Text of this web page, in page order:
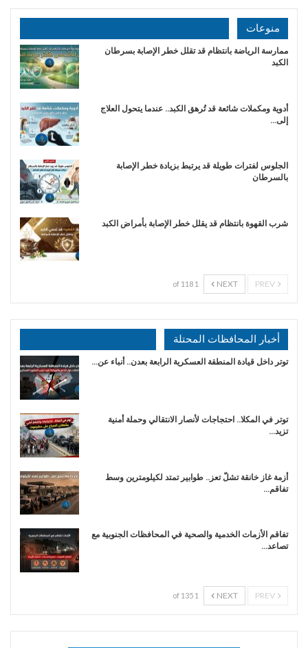
منوعات
ممارسة الرياضة بانتظام قد تقلل خطر الإصابة بسرطان
الكبد
أدوية ومكملات شائعة قد تُرهق الكبد.. عندما يتحول العلاج
إلى…
الجلوس لفترات طويلة قد يرتبط بزيادة خطر الإصابة
بالسرطان
شرب القهوة بانتظام قد يقلل خطر الإصابة بأمراض الكبد
NEXT
1 of 118
أخبار المحافظات المحتلة
توتر داخل قيادة المنطقة العسكرية الرابعة بعدن.. أنباء عن…
توتر في المكلا.. احتجاجات لأنصار الانتقالي وحملة أمنية
تزيد…
أزمة غاز خانقة تشلّ تعز.. طوابير تمتد لكيلومترين وسط
تفاقم…
تفاقم الأزمات الخدمية والصحية في المحافظات الجنوبية مع
تصاعد…
NEXT
1 of 135